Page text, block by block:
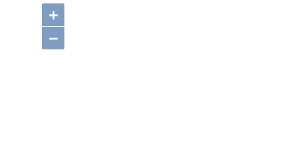
+
−